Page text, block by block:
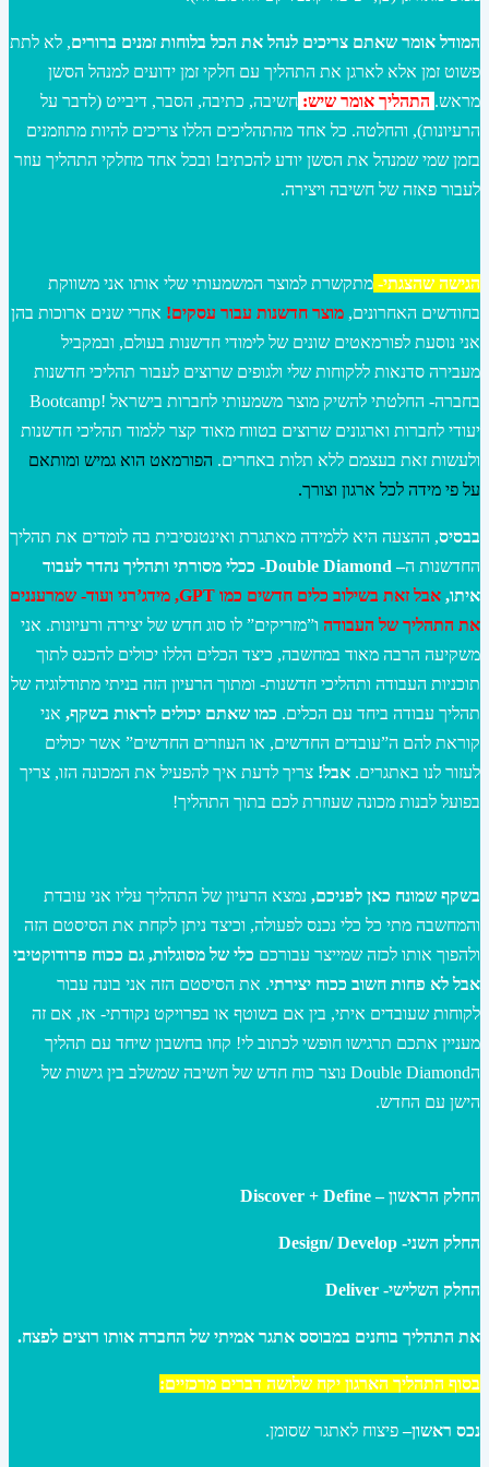
המודל אומר שאתם צריכים לנהל את הכל בלוחות זמנים ברורים, לא לתת
פשוט זמן אלא לארגן את התהליך עם חלקי זמן ידועים למנהל הסשן
מראש. התהליך אומר שיש: חשיבה, כתיבה, הסבר, דיבייט (לדבר על
הרעיונות), והחלטה. כל אחד מהתהליכים הללו צריכים להיות מתוזמנים
בזמן שמי שמנהל את הסשן יודע להכתיב! ובכל אחד מחלקי התהליך עוזר
לעבור פאזה של חשיבה ויצירה.
הגישה שהצגתי- מתקשרת למוצר המשמעותי שלי אותו אני משווקת
בחודשים האחרונים, מוצר חדשנות עבור עסקים! אחרי שנים ארוכות בהן
אני נוסעת לפורמאטים שונים של לימודי חדשנות בעולם, ובמקביל
מעבירה סדנאות ללקוחות שלי ולגופים שרוצים לעבור תהליכי חדשנות
בחברה- החלטתי להשיק מוצר משמעותי לחברות בישראל !Bootcamp
יעודי לחברות וארגונים שרוצים בטווח מאוד קצר ללמוד תהליכי חדשנות
ולעשות זאת בעצמם ללא תלות באחרים. הפורמאט הוא גמיש ומותאם
על פי מידה לכל ארגון וצורך.
בבסיס, ההצעה היא ללמידה מאתגרת ואינטנסיבית בה לומדים את תהליך
החדשנות ה–
Double Diamond- ככלי מסורתי ותהליך נהדר לעבוד
איתו,
אבל זאת בשילוב כלים חדשים כמו GPT, מידג’רני ועוד- שמרעננים
את התהליך של העבודה ו”מזריקים” לו סוג חדש של יצירה ורעיונות. אני
משקיעה הרבה מאוד במחשבה, כיצד הכלים הללו יכולים להכנס לתוך
תוכניות העבודה ותהליכי חדשנות- ומתוך הרעיון הזה בניתי מתודלוגיה של
תהליך עבודה ביחד עם הכלים. כמו שאתם יכולים לראות בשקף, אני
קוראת להם ה”עובדים החדשים, או העוזרים החדשים” אשר יכולים
לעזור לנו באתגרים. אבל! צריך לדעת איך להפעיל את המכונה הזו, צריך
בפועל לבנות מכונה שעוזרת לכם בתוך התהליך!
בשקף שמונח כאן לפניכם, נמצא הרעיון של התהליך עליו אני עובדת
והמחשבה מתי כל כלי נכנס לפעולה, וכיצד ניתן לקחת את הסיסטם הזה
ולהפוך אותו לכזה שמייצר עבורכם כלי של מסוגלות, גם ככוח פרודוקטיבי
אבל לא פחות חשוב ככוח יצירתי. את הסיסטם הזה אני בונה עבור
לקוחות שעובדים איתי, בין אם בשוטף או בפרויקט נקודתי- אז, אם זה
מעניין אתכם תרגישו חופשי לכתוב לי! קחו בחשבון שיחד עם תהליך
הDouble Diamond נוצר כוח חדש של חשיבה שמשלב בין גישות של
הישן עם החדש.
החלק הראשון – Discover + Define
החלק השני- Design/Develop
החלק השלישי- Deliver
את התהליך בוחנים במבוסס אתגר אמיתי של החברה אותו רוצים לפצח.
בסוף התהליך הארגון יקח שלושה דברים מרכזיים:
נכס ראשון–פיצוח לאתגר שסומן.